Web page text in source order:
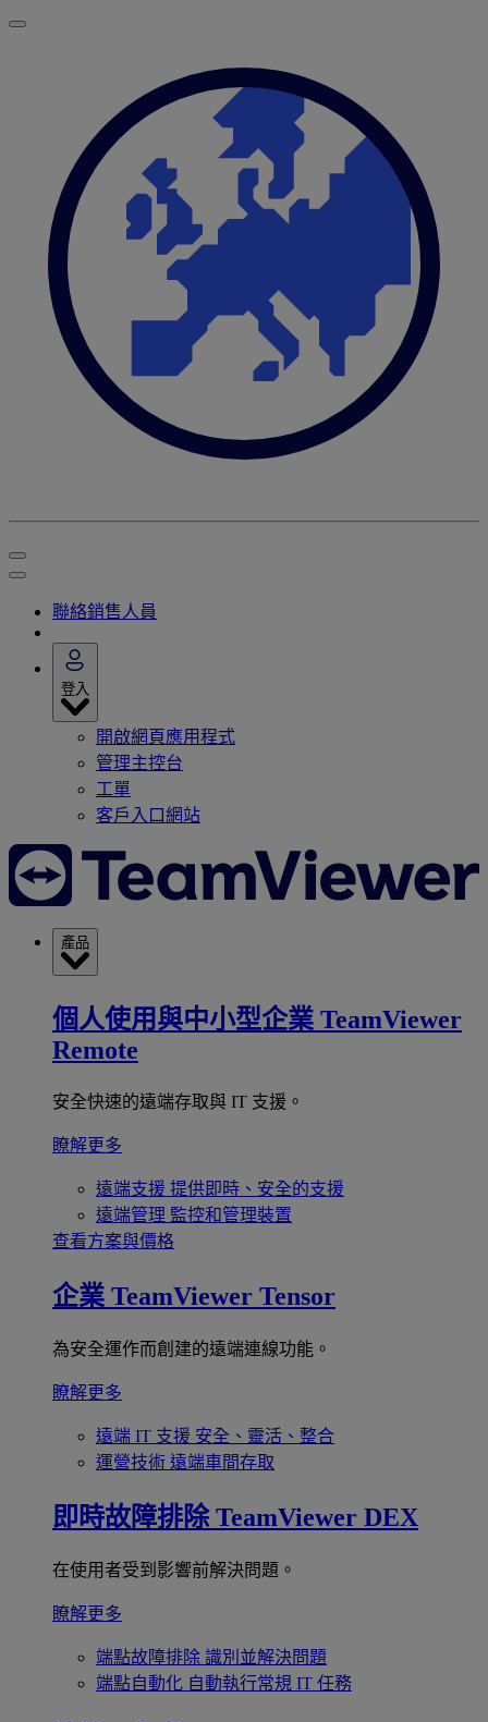
聯絡銷售人員
登入
開啟網頁應用程式
管理主控台
工單
客戶入口網站
產品
個人使用與中小型企業 TeamViewer
Remote
安全快速的遠端存取與 IT 支援。
瞭解更多
遠端支援 提供即時、安全的支援
遠端管理 監控和管理裝置
查看方案與價格
企業 TeamViewer Tensor
為安全運作而創建的遠端連線功能。
瞭解更多
遠端 IT 支援 安全、靈活、整合
運營技術 遠端車間存取
即時故障排除 TeamViewer DEX
在使用者受到影響前解決問題。
瞭解更多
端點故障排除 識別並解決問題
端點自動化 自動執行常規 IT 任務